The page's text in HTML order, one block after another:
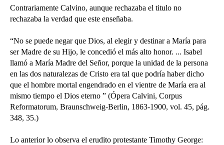
Contrariamente Calvino, aunque rechazaba el titulo no
rechazaba la verdad que este enseñaba.
“No se puede negar que Dios, al elegir y destinar a María para
ser Madre de su Hijo, le concedió el más alto honor. ... Isabel
llamó a María Madre del Señor, porque la unidad de la persona
en las dos naturalezas de Cristo era tal que podría haber dicho
que el hombre mortal engendrado en el vientre de María era al
mismo tiempo el Dios eterno ” (Ópera Calvini, Corpus
Reformatorum, Braunschweig-Berlin, 1863-1900, vol. 45, pág.
348, 35.)
Lo anterior lo observa el erudito protestante Timothy George: